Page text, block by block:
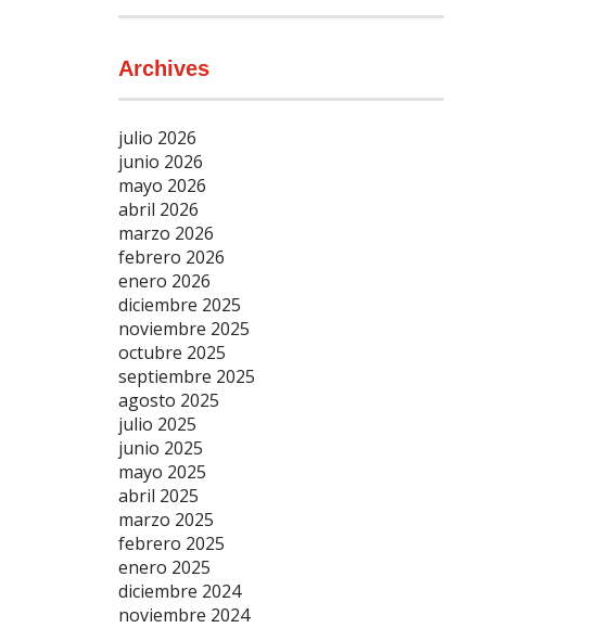
Archives
julio 2026
junio 2026
mayo 2026
abril 2026
marzo 2026
febrero 2026
enero 2026
diciembre 2025
noviembre 2025
octubre 2025
septiembre 2025
agosto 2025
julio 2025
junio 2025
mayo 2025
abril 2025
marzo 2025
febrero 2025
enero 2025
diciembre 2024
noviembre 2024